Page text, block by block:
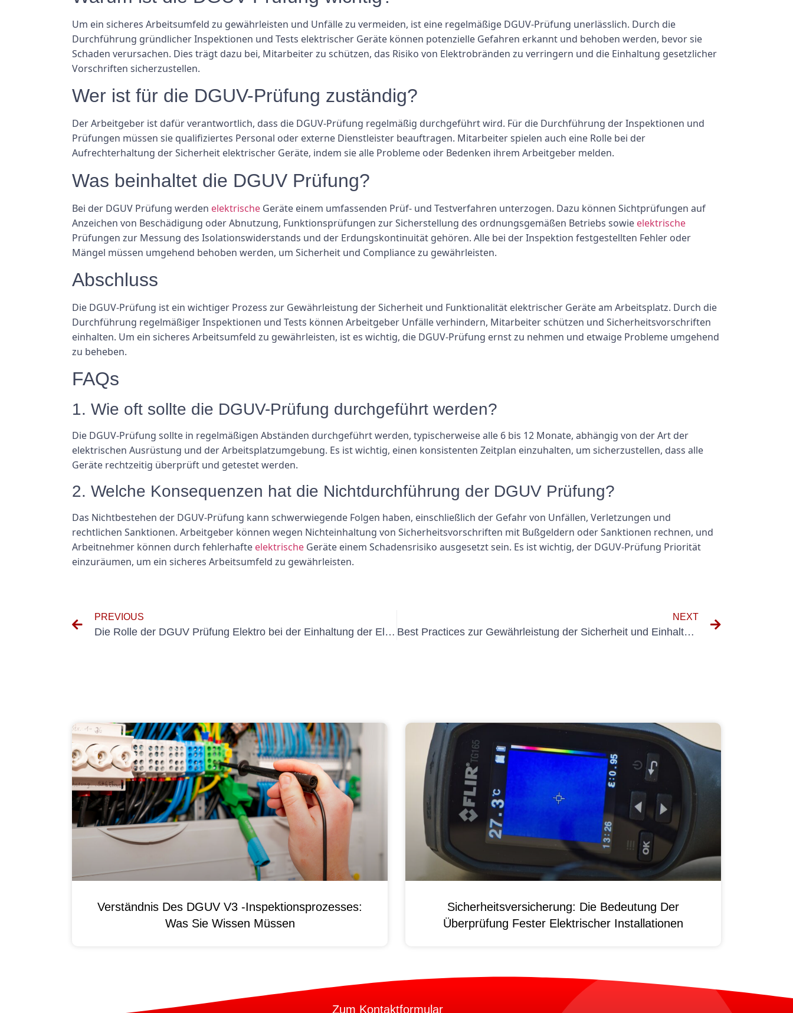
Um ein sicheres Arbeitsumfeld zu gewährleisten und Unfälle zu vermeiden, ist eine regelmäßige DGUV-Prüfung unerlässlich. Durch die
Durchführung gründlicher Inspektionen und Tests elektrischer Geräte können potenzielle Gefahren erkannt und behoben werden, bevor sie
Schaden verursachen. Dies trägt dazu bei, Mitarbeiter zu schützen, das Risiko von Elektrobränden zu verringern und die Einhaltung gesetzlicher
Vorschriften sicherzustellen.
Wer ist für die DGUV-Prüfung zuständig?
Der Arbeitgeber ist dafür verantwortlich, dass die DGUV-Prüfung regelmäßig durchgeführt wird. Für die Durchführung der Inspektionen und
Prüfungen müssen sie qualifiziertes Personal oder externe Dienstleister beauftragen. Mitarbeiter spielen auch eine Rolle bei der
Aufrechterhaltung der Sicherheit elektrischer Geräte, indem sie alle Probleme oder Bedenken ihrem Arbeitgeber melden.
Was beinhaltet die DGUV Prüfung?
Bei der DGUV Prüfung werden elektrische Geräte einem umfassenden Prüf- und Testverfahren unterzogen. Dazu können Sichtprüfungen auf
Anzeichen von Beschädigung oder Abnutzung, Funktionsprüfungen zur Sicherstellung des ordnungsgemäßen Betriebs sowie elektrische
Prüfungen zur Messung des Isolationswiderstands und der Erdungskontinuität gehören. Alle bei der Inspektion festgestellten Fehler oder
Mängel müssen umgehend behoben werden, um Sicherheit und Compliance zu gewährleisten.
Abschluss
Die DGUV-Prüfung ist ein wichtiger Prozess zur Gewährleistung der Sicherheit und Funktionalität elektrischer Geräte am Arbeitsplatz. Durch die
Durchführung regelmäßiger Inspektionen und Tests können Arbeitgeber Unfälle verhindern, Mitarbeiter schützen und Sicherheitsvorschriften
einhalten. Um ein sicheres Arbeitsumfeld zu gewährleisten, ist es wichtig, die DGUV-Prüfung ernst zu nehmen und etwaige Probleme umgehend
zu beheben.
FAQs
1. Wie oft sollte die DGUV-Prüfung durchgeführt werden?
Die DGUV-Prüfung sollte in regelmäßigen Abständen durchgeführt werden, typischerweise alle 6 bis 12 Monate, abhängig von der Art der
elektrischen Ausrüstung und der Arbeitsplatzumgebung. Es ist wichtig, einen konsistenten Zeitplan einzuhalten, um sicherzustellen, dass alle
Geräte rechtzeitig überprüft und getestet werden.
2. Welche Konsequenzen hat die Nichtdurchführung der DGUV Prüfung?
Das Nichtbestehen der DGUV-Prüfung kann schwerwiegende Folgen haben, einschließlich der Gefahr von Unfällen, Verletzungen und
rechtlichen Sanktionen. Arbeitgeber können wegen Nichteinhaltung von Sicherheitsvorschriften mit Bußgeldern oder Sanktionen rechnen, und
Arbeitnehmer können durch fehlerhafte elektrische Geräte einem Schadensrisiko ausgesetzt sein. Es ist wichtig, der DGUV-Prüfung Priorität
einzuräumen, um ein sicheres Arbeitsumfeld zu gewährleisten.
PREVIOUS
Die Rolle der DGUV Prüfung Elektro bei der Einhaltung der Elektrosicherheitsvorschriften
NEXT
Best Practices zur Gewährleistung der Sicherheit und Einhaltung der VDE 0701-02
Verständnis Des DGUV V3 -Inspektionsprozesses:
Was Sie Wissen Müssen
Sicherheitsversicherung: Die Bedeutung Der
Überprüfung Fester Elektrischer Installationen
Zum Kontaktformular